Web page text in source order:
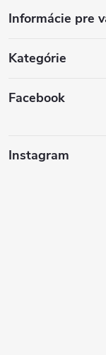
Informácie pre
Kategórie
Facebook
Instagram